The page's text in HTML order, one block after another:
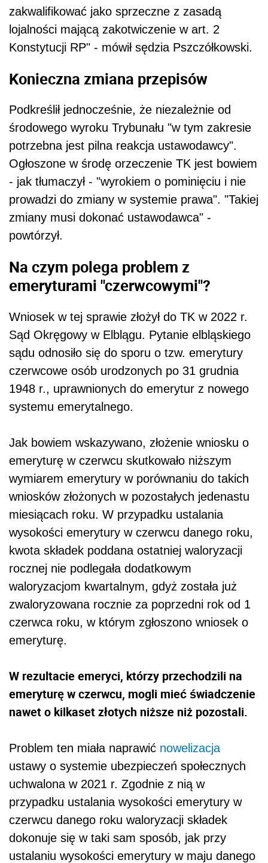
zakwalifikować jako sprzeczne z zasadą
lojalności mającą zakotwiczenie w art. 2
Konstytucji RP" - mówił sędzia Pszczółkowski.
Konieczna zmiana przepisów
Podkreślił jednocześnie, że niezależnie od
środowego wyroku Trybunału "w tym zakresie
potrzebna jest pilna reakcja ustawodawcy".
Ogłoszone w środę orzeczenie TK jest bowiem
- jak tłumaczył - "wyrokiem o pominięciu i nie
prowadzi do zmiany w systemie prawa". "Takiej
zmiany musi dokonać ustawodawca" -
powtórzył.
Na czym polega problem z
emeryturami "czerwcowymi"?
Wniosek w tej sprawie złożył do TK w 2022 r.
Sąd Okręgowy w Elblągu. Pytanie elbląskiego
sądu odnosiło się do sporu o tzw. emerytury
czerwcowe osób urodzonych po 31 grudnia
1948 r., uprawnionych do emerytur z nowego
systemu emerytalnego.
Jak bowiem wskazywano, złożenie wniosku o
emeryturę w czerwcu skutkowało niższym
wymiarem emerytury w porównaniu do takich
wniosków złożonych w pozostałych jedenastu
miesiącach roku. W przypadku ustalania
wysokości emerytury w czerwcu danego roku,
kwota składek poddana ostatniej waloryzacji
rocznej nie podlegała dodatkowym
waloryzacjom kwartalnym, gdyż została już
zwaloryzowana rocznie za poprzedni rok od 1
czerwca roku, w którym zgłoszono wniosek o
emeryturę.
W rezultacie emeryci, którzy przechodzili na
emeryturę w czerwcu, mogli mieć świadczenie
nawet o kilkaset złotych niższe niż pozostali.
Problem ten miała naprawić nowelizacja
ustawy o systemie ubezpieczeń społecznych
uchwalona w 2021 r. Zgodnie z nią w
przypadku ustalania wysokości emerytury w
czerwcu danego roku waloryzacji składek
dokonuje się w taki sam sposób, jak przy
ustalaniu wysokości emerytury w maju danego